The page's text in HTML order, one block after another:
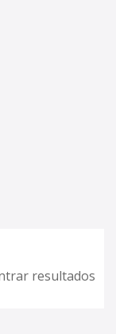
resultados